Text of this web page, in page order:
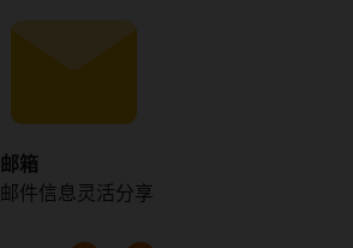
邮箱
邮件信息灵活分享